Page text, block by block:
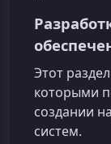
Этот
которыми
создании
систем.